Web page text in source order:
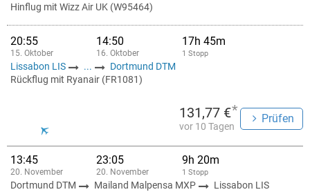
Hinflug mit Wizz Air UK (W95464)
20:55
15. Oktober
14:50
16. Oktober
17h 45m
1 Stopp
Lissabon LIS ...
Dortmund DTM
Rückflug mit Ryanair (FR1081)
131,77 €*
vor 10 Tagen
Prüfen
13:45
20. November
23:05
20. November
9h 20m
1 Stopp
Dortmund DTM Mailand Malpensa MXP
Lissabon LIS